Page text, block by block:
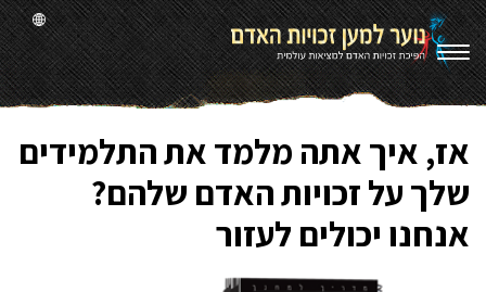
אז, איך אתה מלמד את התלמידים
שלך על זכויות האדם שלהם?
אנחנו יכולים לעזור